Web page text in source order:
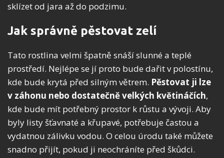
sklízet od jara až do podzimu.
Jak správně pěstovat zelí
Tato rostlina velmi špatně snáší slunné a teplé
prostředí. Nejlépe se jí proto bude dařit v polostínu,
kde bude krytá před silným větrem. Pěstovat ji lze
v záhonu nebo dostatečně velkých květináčích,
kde bude mít potřebný prostor k růstu a vývoji. Aby
byly listy šťavnaté a křupavé, potřebuje častou a
vydatnou zálivku vodou. O celou úrodu také můžete
snadno přijít, pokud ji neochráníte před škůdci.